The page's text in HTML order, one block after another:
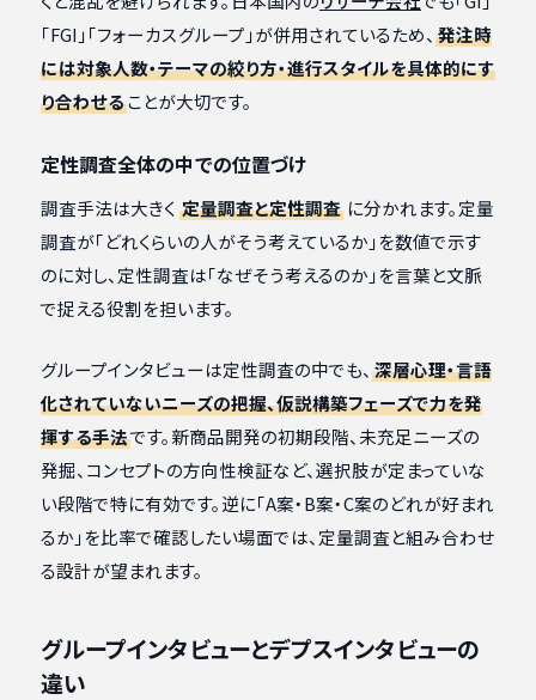
「FGI」「フォーカスグループ」が併用されているため、 発注時
には対象人数・テーマの絞り方・進行スタイルを具体的にす
り合わせることが大切です。
定性調査全体の中での位置づけ
調査手法は大きく 定量調査と定性調査に分かれます。定量
調査が「どれくらいの人がそう考えているか」を数値で示す
のに対し、定性調査は「なぜそう考えるのか」を言葉と文脈
で捉える役割を担います。
グループインタビューは定性調査の中でも、 深層心理・言語
化されていないニーズの把握、仮説構築フェーズで力を発
揮する手法です。新商品開発の初期段階、未充足ニーズの
発掘、コンセプトの方向性検証など、選択肢が定まっていな
い段階で特に有効です。逆に「A案・B案・C案のどれが好まれ
るか」を比率で確認したい場面では、定量調査と組み合わせ
る設計が望まれます。
グループインタビューとデプスインタビューの
違い